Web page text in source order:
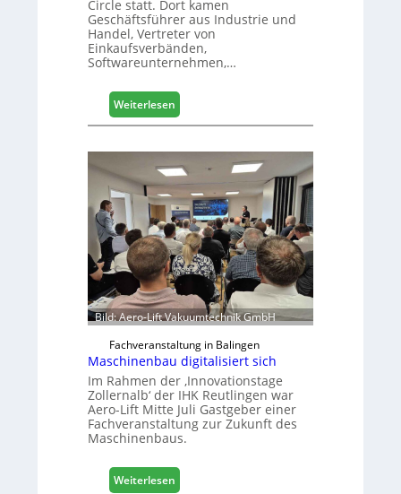
s
e
Circle statt. Dort kamen
Geschäftsführer aus Industrie und
Handel, Vertreter von
Einkaufsverbänden,
Softwareunternehmen,…
Weiterlesen
M
b
e
b
r
a
n
c
h
e
e
r
ö
r
e
r
t
Bild: Aero-Lift Vakuumtechnik GmbH
Fachveranstaltung in Balingen
Maschinenbau digitalisiert sich
Im Rahmen der ‚Innovationstage
Zollernalb‘ der IHK Reutlingen war
Aero-Lift Mitte Juli Gastgeber einer
Fachveranstaltung zur Zukunft des
Maschinenbaus.
Weiterlesen